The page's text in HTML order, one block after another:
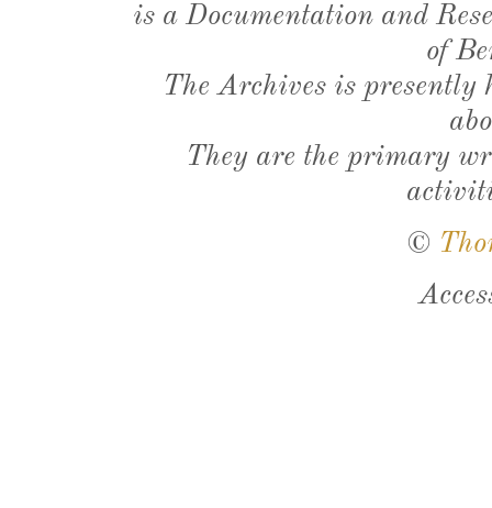
is a Documentation and
of
The Archives is presently
They are the primary
©